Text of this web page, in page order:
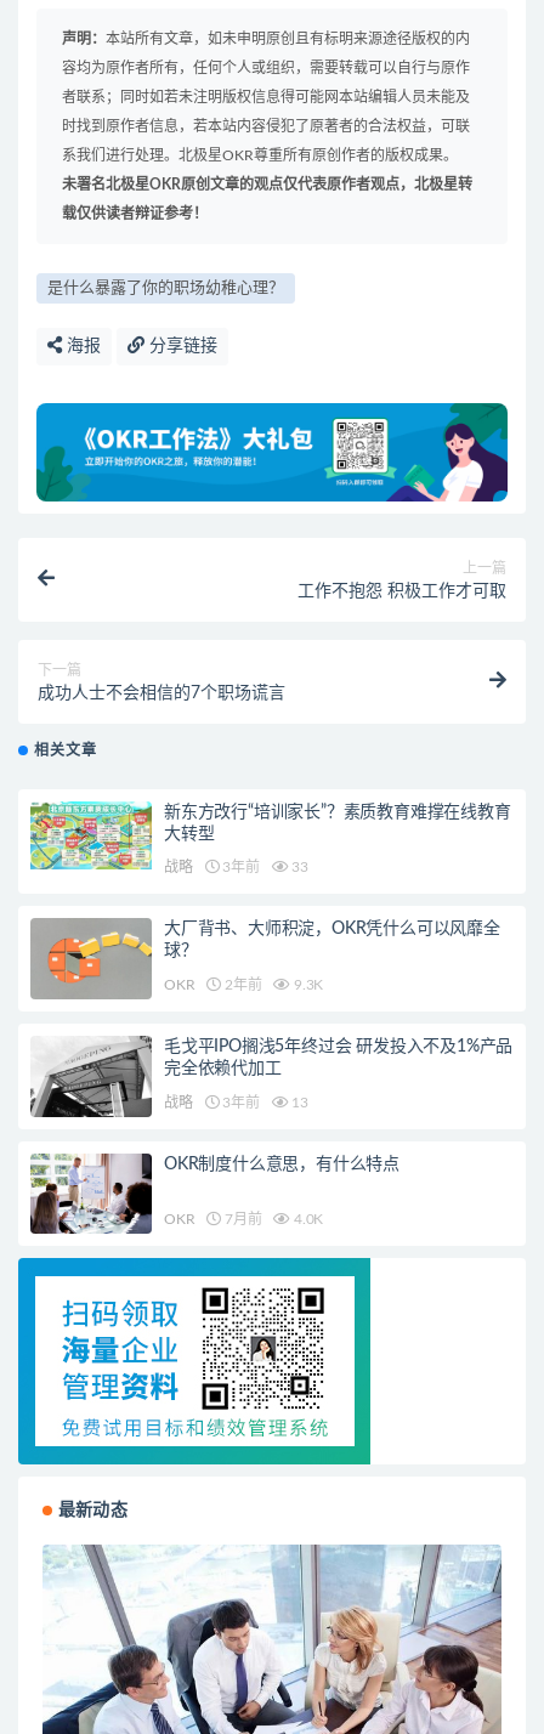
声明： 本站所有文章，如未申明原创且有标明来源途径版权的内
容均为原作者所有，任何个人或组织，需要转载可以自行与原作
者联系；同时如若未注明版权信息得可能网本站编辑人员未能及
时找到原作者信息，若本站内容侵犯了原著者的合法权益，可联
系我们进行处理。北极星OKR尊重所有原创作者的版权成果。
未署名北极星OKR原创文章的观点仅代表原作者观点，北极星转
载仅供读者辩证参考！
是什么暴露了你的职场幼稚心理？
海报 分享链接
上一篇
工作不抱怨 积极工作才可取
下一篇
成功人士不会相信的7个职场谎言
相关文章
新东方改行“培训家长”？素质教育难撑在线教育
大转型
战略 3年前 33
大厂背书、大师积淀，OKR凭什么可以风靡全
球？
OKR 2年前 9.3K
毛戈平IPO搁浅5年终过会 研发投入不及1%产品
完全依赖代加工
战略 3年前 13
OKR制度什么意思，有什么特点
OKR 7月前 4.0K
最新动态